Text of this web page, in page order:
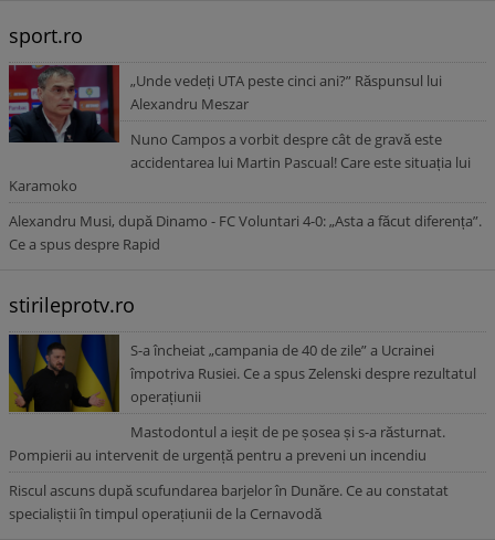
sport.ro
„Unde vedeți UTA peste cinci ani?” Răspunsul lui
Alexandru Meszar
Nuno Campos a vorbit despre cât de gravă este
accidentarea lui Martin Pascual! Care este situația lui
Karamoko
Alexandru Musi, după Dinamo - FC Voluntari 4-0: „Asta a făcut diferența”.
Ce a spus despre Rapid
stirileprotv.ro
S-a încheiat „campania de 40 de zile” a Ucrainei
împotriva Rusiei. Ce a spus Zelenski despre rezultatul
operațiunii
Mastodontul a ieșit de pe șosea și s-a răsturnat.
Pompierii au intervenit de urgență pentru a preveni un incendiu
Riscul ascuns după scufundarea barjelor în Dunăre. Ce au constatat
specialiștii în timpul operațiunii de la Cernavodă